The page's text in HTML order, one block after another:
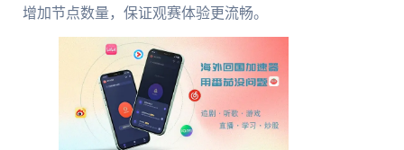
增加节点数量，保证观赛体验更流畅。